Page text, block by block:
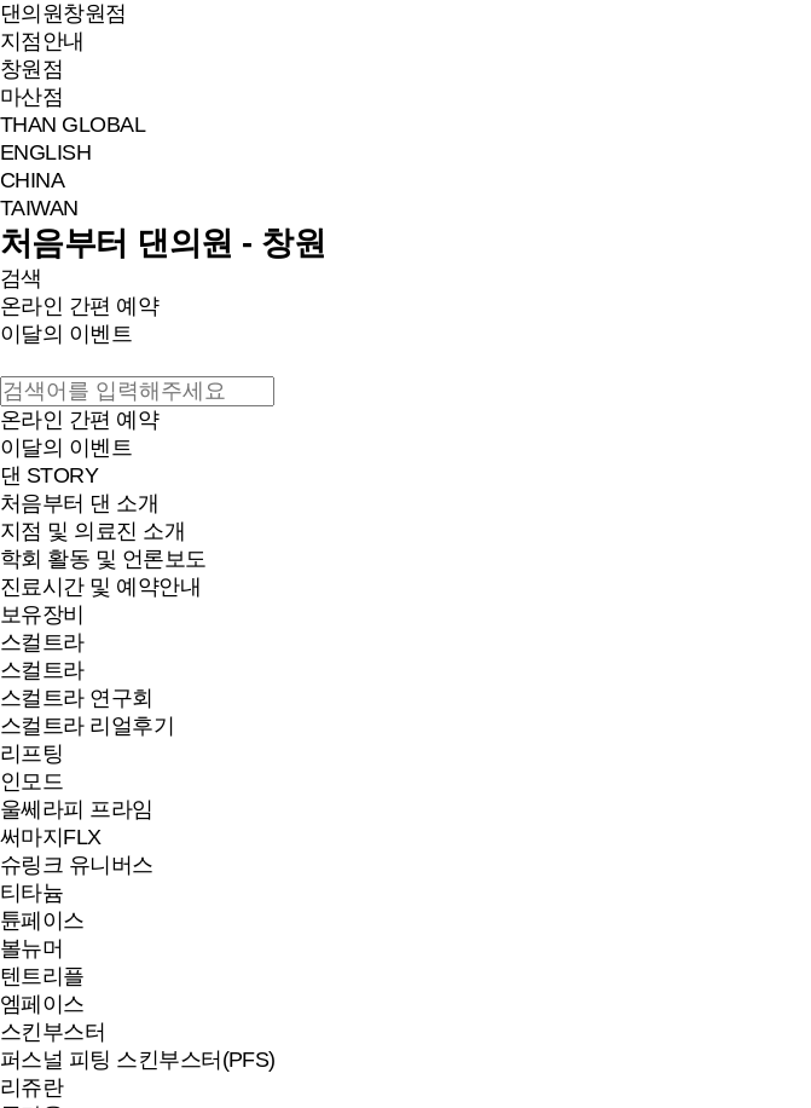
댄의원창원점
지점안내
창원점
마산점
THAN GLOBAL
ENGLISH
CHINA
TAIWAN
처음부터 댄의원 - 창원
검색
온라인 간편 예약
이달의 이벤트
온라인 간편 예약
이달의 이벤트
댄 STORY
처음부터 댄 소개
지점 및 의료진 소개
학회 활동 및 언론보도
진료시간 및 예약안내
보유장비
스컬트라
스컬트라
스컬트라 연구회
스컬트라 리얼후기
리프팅
인모드
울쎄라피 프라임
써마지FLX
슈링크 유니버스
티타늄
튠페이스
볼뉴머
텐트리플
엠페이스
스킨부스터
퍼스널 피팅 스킨부스터(PFS)
리쥬란